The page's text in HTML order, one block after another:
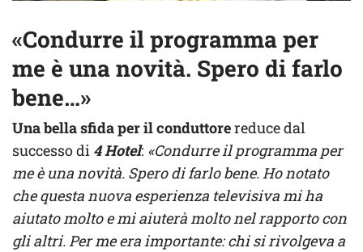
«Condurre il programma per
me è una novità. Spero di farlo
bene…»
Una bella sfida per il conduttorereduce dal
successo di 4 Hotel: «Condurre il programma per
me è una novità. Spero di farlo bene. Ho notato
che questa nuova esperienza televisiva mi ha
aiutato molto e mi aiuterà molto nel rapporto con
gli altri. Per me era importante: chi si rivolgeva a